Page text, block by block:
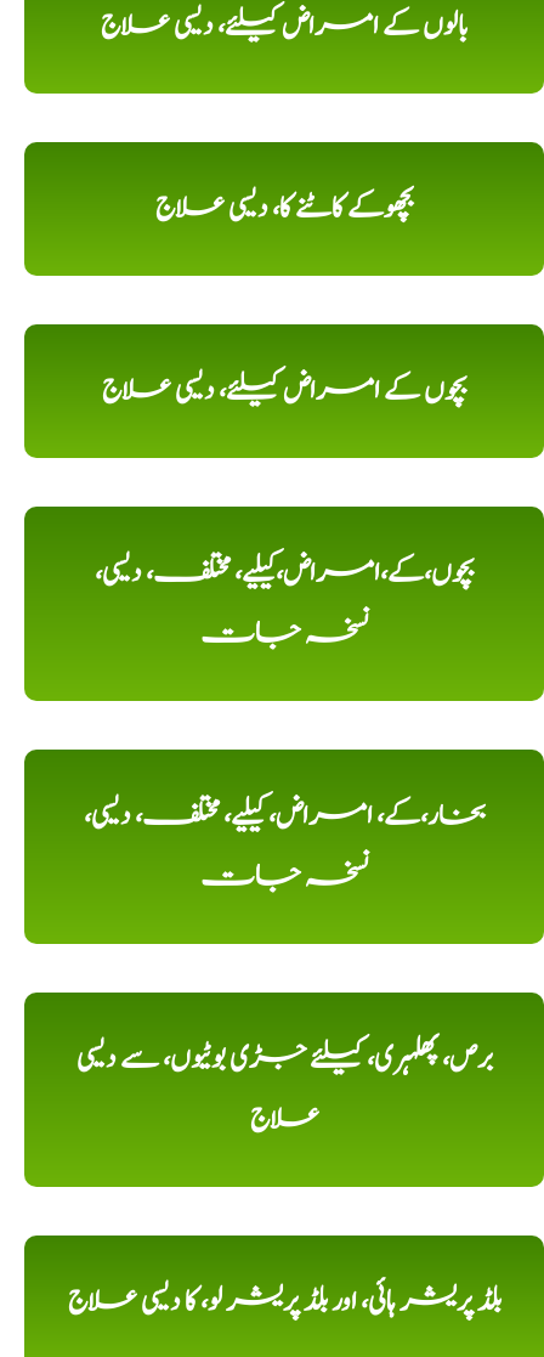
بالوں کے امراض کیلئے، دیسی علاج
بچھوکے کاٹنے کا، دیسی علاج
بچوں کے امراض کیلئے، دیسی علاج
بچوں،کے،امراض،کیلیے، مختلف، دیسی،
نسخہ جات
بخار،کے، امراض، کیلیے، مختلف، دیسی،
نسخہ جات
برص، پھلہری، کیلئے جڑی بوٹیوں، سے دیسی
علاج
بلڈ پریشر ہائی، اور بلڈ پریشر لو، کا دیسی علاج